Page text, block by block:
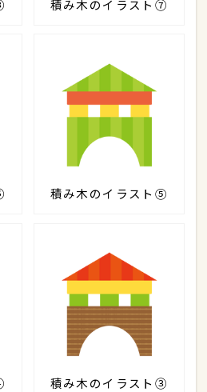
積み木のイラスト⑦
積み木のイラスト⑤
積み木のイラスト③